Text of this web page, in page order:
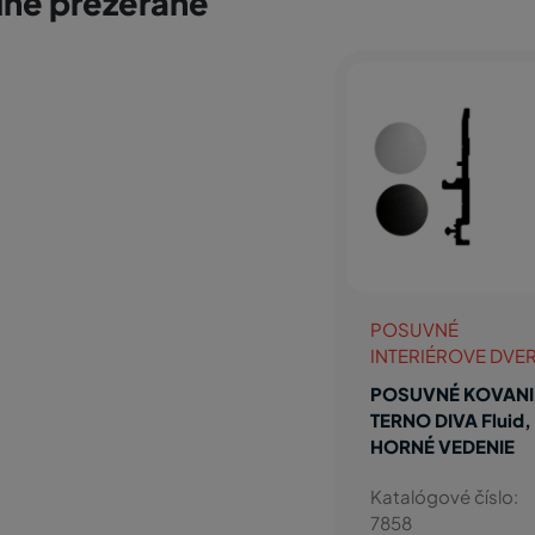
POSUVNÉ
INTERIÉROVE
POSUVNÉ
TERNO DIVA Fluid,
HORNÉ VEDENIE
Katalógové číslo:
7858